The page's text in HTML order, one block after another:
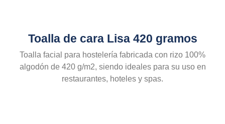
Toalla de cara Lisa 420 gramos
Toalla facial para hostelería fabricada con rizo 100%
algodón de 420 g/m2, siendo ideales para su uso en
restaurantes, hoteles y spas.